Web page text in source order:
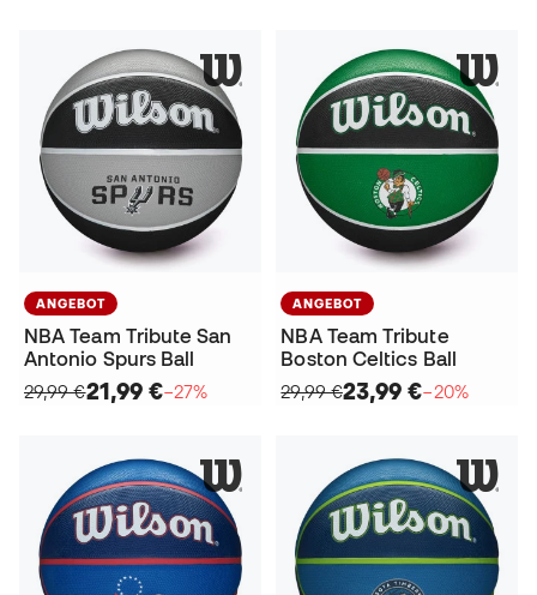
ANGEBOT
NBA Team Tribute San
Antonio Spurs Ball
29,99 €21,99 €−27%
ANGEBOT
NBA Team Tribute
Boston Celtics Ball
29,99 €23,99 €−20%